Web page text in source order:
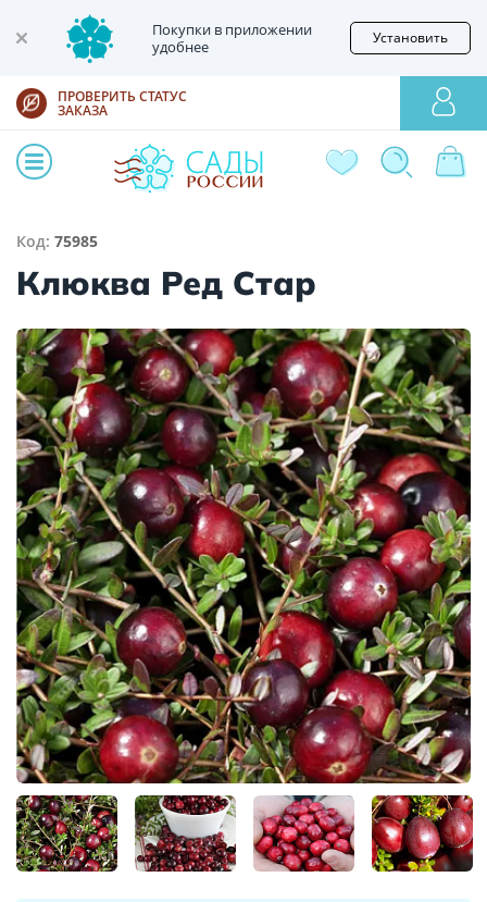
Покупки в приложении
удобнее
Установить
ПРОВЕРИТЬ СТАТУС
ЗАКАЗА
Код: 75985
Клюква Ред Стар